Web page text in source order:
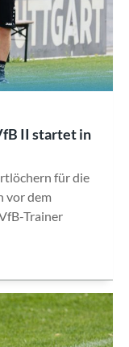
II startet in
für die
vor dem
Trainer